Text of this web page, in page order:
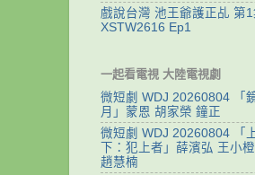
戲說台灣 池王爺護正乩 第1
XSTW2616 Ep1
一起看電視 大陸電視劇
微短劇 WDJ 20260804 「
月」蒙恩 胡家榮 鐘正
微短劇 WDJ 20260804 「
下：犯上者」薛濱弘 王小
趙慧楠